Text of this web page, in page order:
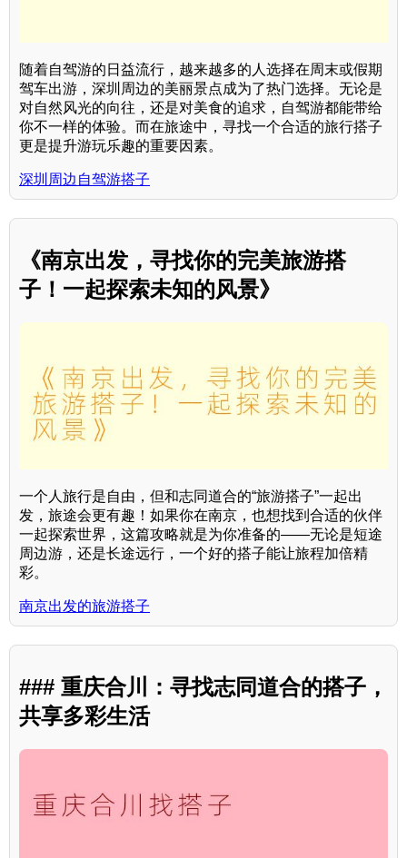
随着自驾游的日益流行，越来越多的人选择在周末或假期
驾车出游，深圳周边的美丽景点成为了热门选择。无论是
对自然风光的向往，还是对美食的追求，自驾游都能带给
你不一样的体验。而在旅途中，寻找一个合适的旅行搭子
更是提升游玩乐趣的重要因素。
深圳周边自驾游搭子
《南京出发，寻找你的完美旅游搭
子！一起探索未知的风景》
一个人旅行是自由，但和志同道合的“旅游搭子”一起出
发，旅途会更有趣！如果你在南京，也想找到合适的伙伴
一起探索世界，这篇攻略就是为你准备的——无论是短途
周边游，还是长途远行，一个好的搭子能让旅程加倍精
彩。
南京出发的旅游搭子
### 重庆合川：寻找志同道合的搭子，
共享多彩生活